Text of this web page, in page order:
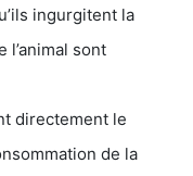
ingurgitent la
l’animal sont
directement le
de la